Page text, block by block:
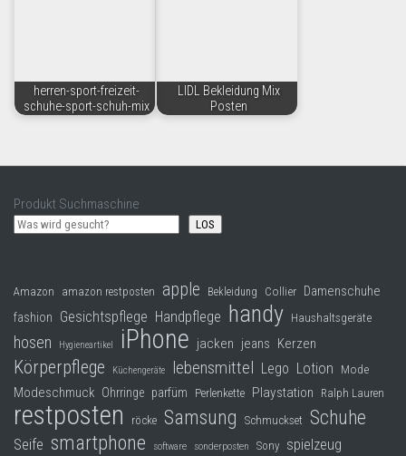
herren-sport-freizeit-
schuhe-sport-schuh-mix
LIDL Bekleidung Mix
Posten
Produkt Suchmaschine
LOS
Amazon amazon restposten apple Bekleidung Collier Damenschuhe
fashion Gesichtspflege Handpflege handy Haushaltsgeräte
hosen Hygieneartikel iPhone jacken jeans Kerzen
Körperpflege Küchengeräte lebensmittel Lego Lotion Mode
Modeschmuck Ohrringe parfüm Perlenkette Playstation Ralph Lauren
restposten röcke Samsung Schmuckset Schuhe
Seife smartphone software sonderposten Sony spielzeug